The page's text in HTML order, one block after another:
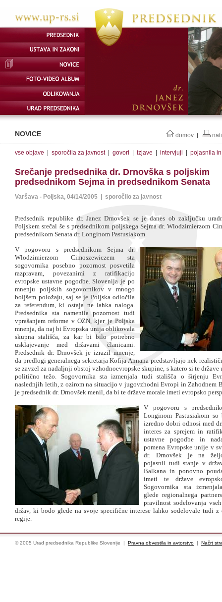
NOVICE domov |
vse objave sporočila za javnost| govori izjave intervjuji pojasnila
Srečanje predsednika dr. Drnovška s poljskim
predsednikom Sejma in predsednikom Senata
Varšava - Poljska, 04/14/2005 | sporočilo za javnost
Predsednik republike dr. Janez Drnovšek se je danes ob zaključku
Poljskem srečal še s predsednikom poljskega Sejma dr. Wlodzimierzom
predsednikom Senata dr. Longinom Pastusiakom.
V pogovoru s predsednikom Sejma dr.
Wlodzimierzom Cimoszewiczem sta
sogovornika posebno pozornost posvetila
razpravam, povezanimi z ratifikacijo
evropske ustavne pogodbe. Slovenija je po
mnenju poljskih sogovornikov v mnogo
boljšem položaju, saj se je Poljska odločila
za referendum, ki ostaja ne lahka naloga.
Predsednika sta namenila pozornost tudi
vprašanjem reforme v OZN, kjer je Poljska
mnenja, da naj bi Evropska unija oblikovala
skupna stališča, za kar bi bilo potrebno
usklajevanje med državami članicami.
Predsednik dr. Drnovšek je izrazil mnenje,
da predlogi generalnega sekretarja Kofija Annana predstavljajo nek
se zavzel za nadaljnji obstoj vzhodnoevropske skupine, s katero si te
politično težo. Sogovornika sta izmenjala tudi stališča o širjenju
naslednjih letih, z ozirom na situacijo v jugovzhodni Evropi in Zahodnem
je predsednik dr. Drnovšek menil, da bi te države morale imeti evropsko
V pogovoru s
Longinom Pastusiakom
izredno dobri odnosi med
interes za sprejem in
ustavne pogodbe in
pomena Evropske unije v
dr. Drnovšek je na
pojasnil tudi stanje v
Balkana in ponovno
imeti te države
Sogovornika sta
glede regionalnega
pravilnost sodelovanja
držav, ki bodo glede na svoje specifične interese lahko sodelovale tudi z
regije.
© 2005 Urad predsednika Republike Slovenije | Pravna obvestila in avtorstvo | Načrt